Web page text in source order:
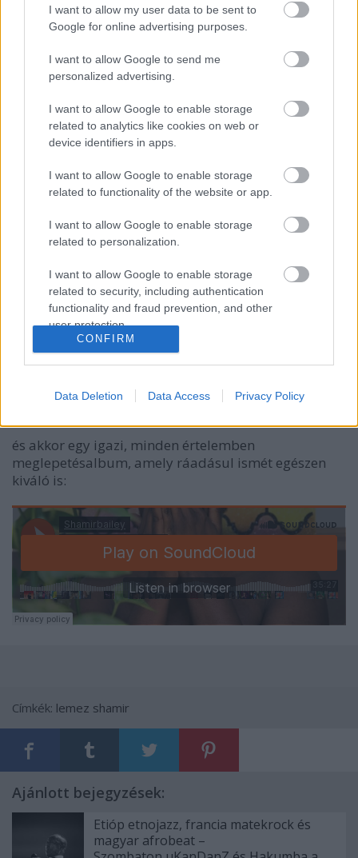
I want to allow my user data to be sent to
Google for online advertising purposes.
I want to allow Google to send me
personalized advertising.
I want to allow Google to enable storage
related to analytics like cookies on web or
device identifiers in apps.
I want to allow Google to enable storage
related to functionality of the website or app.
I want to allow Google to enable storage
related to personalization.
I want to allow Google to enable storage
related to security, including authentication
functionality and fraud prevention, and other
user protection.
CONFIRM
Data Deletion Data Access Privacy Policy
Juliana Hatfieldkilencvenes évekbeli
alterockegyüttesének, aBlake Babies
Shamir megtanulta, hogyan kell játszani a
szerzeményt, felvette, ennek ihletésében pedig
címadó számát, majd
még három másik dalt. Aztán öt korábbi dalvázlatát
is kidolgozta, felvette négysávossal és az egészet
második albumaként prezentálta SoundCloud-
oldalán, anélkül, hogy a menedzsere tudott volna
róla. Igazimeglepetésalbum. Ahogy a lemez mellé
írta, már rögtön 2014-es berobbanása után
nyilvánvaló volt, hogy ő csak egy véletlen popsztár,
nem passzolt hozzá a szerep és ahelyett, hogy abba
gondolkodott, hogy teljesen felhagy a zenéléssel
megcsinálta ezt a lemezt, ami afféle coming outként
is felfogható:"ez 100%-ban én vagyok." (Shamirral a
Stereogum készítettvilláminterjú
PROFILUNK SHAMIRRÓL,INTERJÚNK SHAMIRRAL.
és akkor egy igazi, minden értelemben
meglepetésalbum, amely ráadásul ismét egészen
kiváló is:
Címkék: lemez shamir
Ajánlott bejegyzések:
Etióp etnojazz, francia matekrock és
magyar afrobeat –